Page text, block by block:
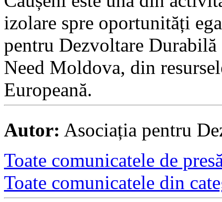
izolare spre oportunități
pentru Dezvoltare
Need Moldova, din
Europeană.
Autor: Asociația pentru
Toate comunicatele de
Toate comunicatele din